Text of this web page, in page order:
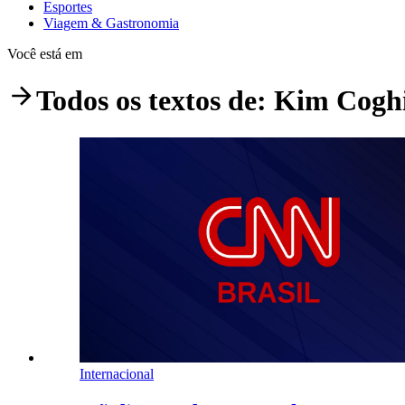
Esportes
Viagem & Gastronomia
Você está em
Todos os textos de: Kim
Internacional